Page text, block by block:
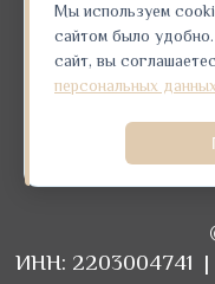
Чрезмерное
ИНН: 2203004741
Мы используем
сайтом было
сайт, вы
персональных данных